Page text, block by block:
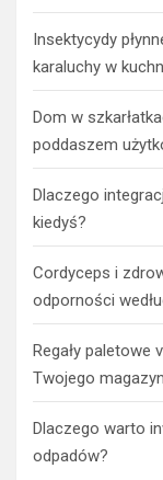
Insektycydy
karaluchy w
Dom w
poddaszem
Dlaczego
kiedyś?
Cordyceps i
odporności
Regały paletowe
Twojego
Dlaczego warto
odpadów?